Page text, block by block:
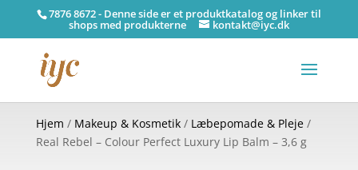
7876 8672 - Denne side er et produktkatalog og linker til
shops med produkterne kontakt@iyc.dk
Hjem / Makeup & Kosmetik/ Læbepomade & Pleje/
Real Rebel – Colour Perfect Luxury Lip Balm – 3,6 g